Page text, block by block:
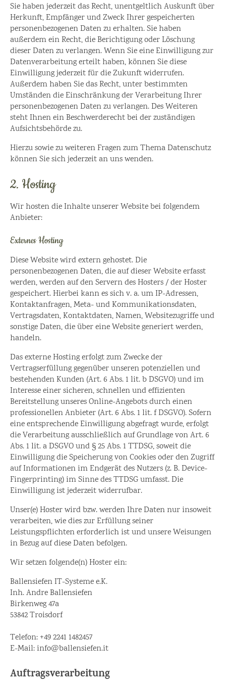
Sie haben jederzeit das Recht, unentgeltlich Auskunft über
Herkunft, Empfänger und Zweck Ihrer gespeicherten
personenbezogenen Daten zu erhalten. Sie haben
außerdem ein Recht, die Berichtigung oder Löschung
dieser Daten zu verlangen. Wenn Sie eine Einwilligung zur
Datenverarbeitung erteilt haben, können Sie diese
Einwilligung jederzeit für die Zukunft widerrufen.
Außerdem haben Sie das Recht, unter bestimmten
Umständen die Einschränkung der Verarbeitung Ihrer
personenbezogenen Daten zu verlangen. Des Weiteren
steht Ihnen ein Beschwerderecht bei der zuständigen
Aufsichtsbehörde zu.
Hierzu sowie zu weiteren Fragen zum Thema Datenschutz
können Sie sich jederzeit an uns wenden.
2. Hosting
Wir hosten die Inhalte unserer Website bei folgendem
Anbieter:
Externes Hosting
Diese Website wird extern gehostet. Die
personenbezogenen Daten, die auf dieser Website erfasst
werden, werden auf den Servern des Hosters / der Hoster
gespeichert. Hierbei kann es sich v. a. um IP-Adressen,
Kontaktanfragen, Meta- und Kommunikationsdaten,
Vertragsdaten, Kontaktdaten, Namen, Websitezugriffe und
sonstige Daten, die über eine Website generiert werden,
handeln.
Das externe Hosting erfolgt zum Zwecke der
Vertragserfüllung gegenüber unseren potenziellen und
bestehenden Kunden (Art. 6 Abs. 1 lit. b DSGVO) und im
Interesse einer sicheren, schnellen und effizienten
Bereitstellung unseres Online-Angebots durch einen
professionellen Anbieter (Art. 6 Abs. 1 lit. f DSGVO). Sofern
eine entsprechende Einwilligung abgefragt wurde, erfolgt
die Verarbeitung ausschließlich auf Grundlage von Art. 6
Abs. 1 lit. a DSGVO und § 25 Abs. 1 TTDSG, soweit die
Einwilligung die Speicherung von Cookies oder den Zugriff
auf Informationen im Endgerät des Nutzers (z. B. Device-
Fingerprinting) im Sinne des TTDSG umfasst. Die
Einwilligung ist jederzeit widerrufbar.
Unser(e) Hoster wird bzw. werden Ihre Daten nur insoweit
verarbeiten, wie dies zur Erfüllung seiner
Leistungspflichten erforderlich ist und unsere Weisungen
in Bezug auf diese Daten befolgen.
Wir setzen folgende(n) Hoster ein:
Ballensiefen IT-Systeme e.K.
Inh. Andre Ballensiefen
Birkenweg 47a
53842 Troisdorf
Telefon: +49 2241 1482457
E-Mail: info@ballensiefen.it
Auftragsverarbeitung